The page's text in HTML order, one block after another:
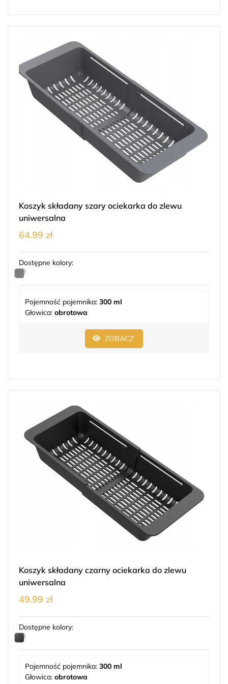
Koszyk składany szary ociekarka do zlewu
uniwersalna
64.99 zł
Dostępne kolory:
Pojemność pojemnika: 300 ml
Głowica: obrotowa
ZOBACZ
Koszyk składany czarny ociekarka do zlewu
uniwersalna
49.99 zł
Dostępne kolory:
Pojemność pojemnika: 300 ml
Głowica: obrotowa